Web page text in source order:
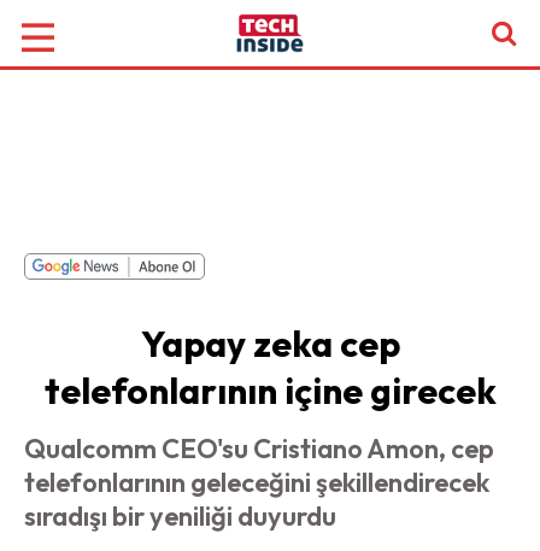
Yapay zeka cep
telefonlarının içine girecek
Qualcomm CEO'su Cristiano Amon, cep
telefonlarının geleceğini şekillendirecek
sıradışı bir yeniliği duyurdu